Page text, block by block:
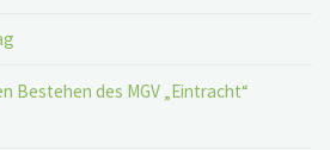
Bestehen des MGV „Eintracht“